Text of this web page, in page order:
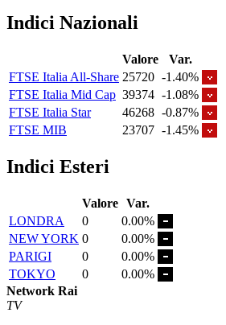
Indici Nazionali
Valore
Var.
FTSE Italia All-Share 25720 -1.40%
FTSE Italia Mid Cap 39374 -1.08%
FTSE Italia Star
46268 -0.87%
FTSE MIB
23707 -1.45%
Indici Esteri
Valore Var.
LONDRA
0
0.00%
NEW YORK 0
0.00%
PARIGI
0
0.00%
TOKYO
0
0.00%
Network Rai
TV